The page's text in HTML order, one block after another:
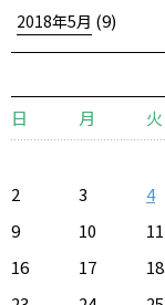
2018年5月 (9)
日
月 火
2
3 4
9
10 11
16
17 18